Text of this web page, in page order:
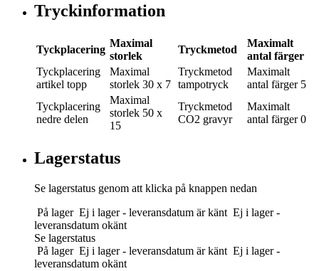
Tryckinformation
Tyckplacering
Maximal
storlek
Tryckmetod
Maximalt
antal färger
Tyckplacering
artikel topp
Maximal
storlek 30 x 7
Tryckmetod
tampotryck
Maximalt
antal färger 5
Tyckplacering
nedre delen
Maximal
storlek 50 x
15
Tryckmetod
CO2 gravyr
Maximalt
antal färger 0
Lagerstatus
Se lagerstatus genom att klicka på knappen nedan
På lager Ej i lager - leveransdatum är känt Ej i lager -
leveransdatum okänt
Se lagerstatus
På lager Ej i lager - leveransdatum är känt Ej i lager -
leveransdatum okänt